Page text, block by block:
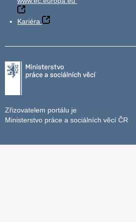
Kariéra
Zřizovatelem portálu je
Ministerstvo práce a sociálních věcí ČR